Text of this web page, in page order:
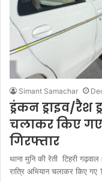
Simant Samachar
ड्रंकन ड्राइव/रैश
चलाकर किए गए
गिरफ्तार
थाना मुनि की रेती टिहरी
रात्रि अभियान चलाकर किए